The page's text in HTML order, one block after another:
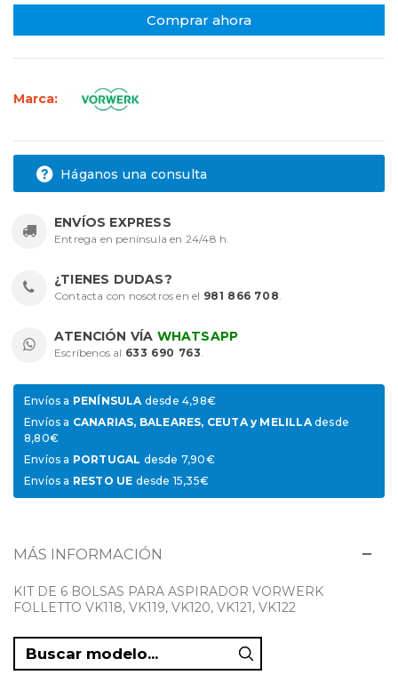
Comprar ahora
Marca:
Háganos una consulta
ENVÍOS EXPRESS
Entrega en península en 24/48 h.
¿TIENES DUDAS?
Contacta con nosotros en el 981 866 708.
ATENCIÓN VÍA WHATSAPP
Escríbenos al 633 690 763.
Envíos a PENÍNSULAdesde 4,98€
Envíos a CANARIAS, BALEARES, CEUTA y MELILLAdesde
8,80€
Envíos a PORTUGAL desde 7,90€
Envíos a RESTO UE desde 15,35€
MÁS INFORMACIÓN
KIT DE 6 BOLSAS PARA ASPIRADOR VORWERK
FOLLETTO VK118, VK119, VK120, VK121, VK122